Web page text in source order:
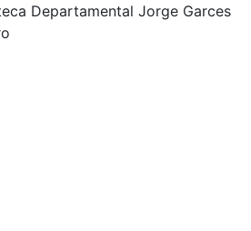
Departamental Jorge Garces